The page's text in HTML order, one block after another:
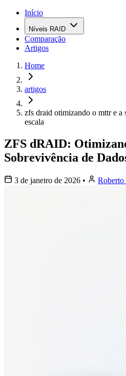
Início
Níveis RAID
Comparação
Artigos
Home
artigos
zfs draid otimizando o mttr e a
escala
ZFS dRAID:
Sobrevivência de
3 de janeiro de 2026 • Roberto